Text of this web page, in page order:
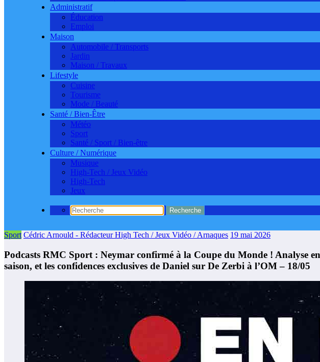
Administratif
Éducation
Emploi
Maison
Automobile / Transports
Jardin
Maison / Travaux
Lifestyle
Cuisine
Tourisme
Mode / Beauté
Santé / Bien-Être
Météo
Sport
Santé / Sport / Bien-être
Culture / Numérique
Musique
High-Tech / Jeux Vidéo
High-Tech
Jeux
Sport Cédric Arnould - Rédacteur High Tech / Jeux Vidéo / Arnaques 19 mai 2026
Podcasts RMC Sport : Neymar confirmé à la Coupe du Monde ! Analyse
saison, et les confidences exclusives de Daniel sur De Zerbi à l’OM – 18/05